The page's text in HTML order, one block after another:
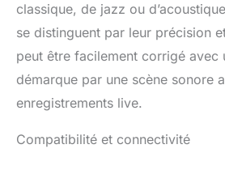
classique, de jazz ou
se distinguent par leur précision
peut être facilement corrigé avec
démarque par une scène sonore
enregistrements live.
Compatibilité et connectivité